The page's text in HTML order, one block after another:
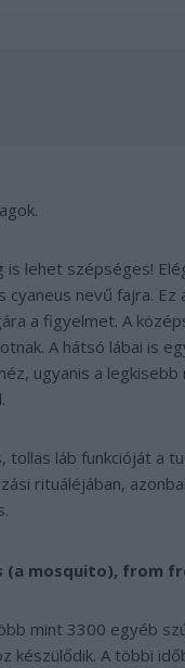
is lehet szépséges!
cyaneus nevű fajra. Ez
a figyelmet. A
A hátsó lábai is
ugyanis a
tollas láb funkcióját a
rituáléjában,
mint 3300 egyéb
készülődik. A többi